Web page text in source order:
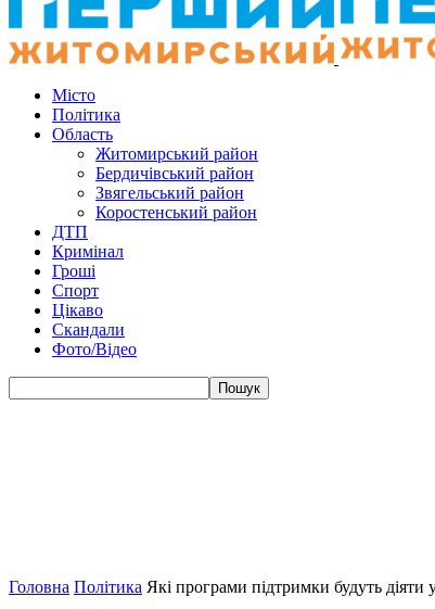
Місто
Політика
Область
Житомирський район
Бердичівський район
Звягельський район
Коростенський район
ДТП
Кримінал
Гроші
Спорт
Цікаво
Скандали
Фото/Відео
Головна Політика Які програми підтримки будуть діяти